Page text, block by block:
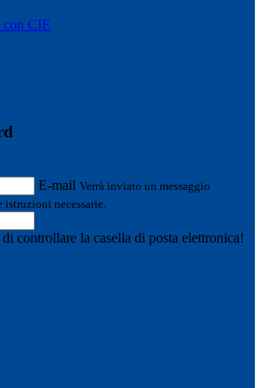
con CIE
E-mail Verrà inviato un messaggio
necessarie.
controllare la casella di posta elettronica!